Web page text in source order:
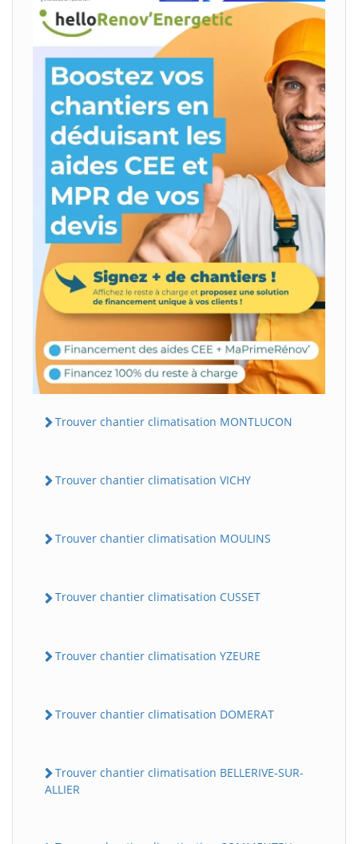
Trouver chantier climatisation MONTLUCON
Trouver chantier climatisation VICHY
Trouver chantier climatisation MOULINS
Trouver chantier climatisation CUSSET
Trouver chantier climatisation YZEURE
Trouver chantier climatisation DOMERAT
Trouver chantier climatisation BELLERIVE-SUR-
ALLIER